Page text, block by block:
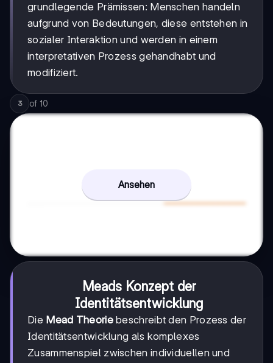
grundlegende Prämissen: Menschen handeln
aufgrund von Bedeutungen, diese entstehen in
sozialer Interaktion und werden in einem
interpretativen Prozess gehandhabt und
modifiziert.
3 of 10
Ansehen
Meads Konzept der
Identitätsentwicklung
Die Mead Theoriebeschreibt den Prozess der
Identitätsentwicklung als komplexes
Zusammenspiel zwischen individuellen und